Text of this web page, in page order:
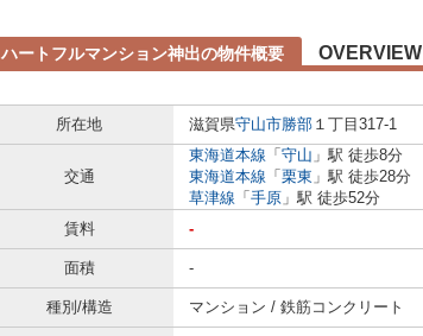
ハートフルマンション神出の物件概要 OVERVIEW
所在地
滋賀県守山市勝部 １丁目317-1
交通
東海道本線 「 守山 」駅 徒歩8分
東海道本線 「 栗東 」駅 徒歩28分
草津線 「 手原 」駅 徒歩52分
賃料
-
面積 -
種別/構造 マンション / 鉄筋コンクリート